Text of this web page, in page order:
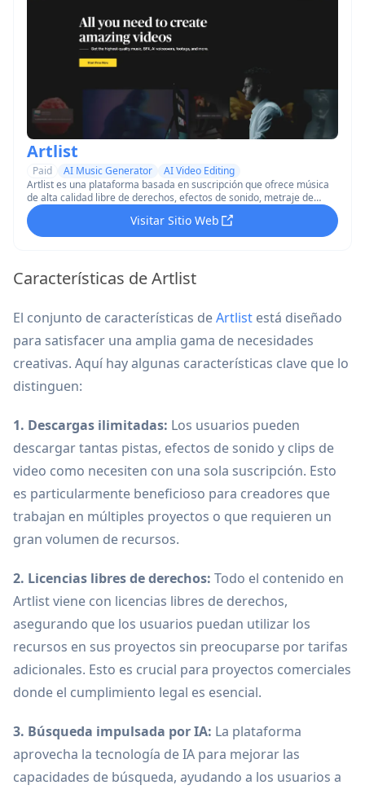
Artlist
Paid AI Music Generator
AI Video Editing
Artlist es una plataforma basada en suscripción que ofrece música
de alta calidad libre de derechos, efectos de sonido, metraje de
archivo y otros activos digitales para creadores de contenido.
Visitar Sitio Web
Características de Artlist
El conjunto de características deArtlist está diseñado
para satisfacer una amplia gama de necesidades
creativas. Aquí hay algunas características clave que lo
distinguen:
1. Descargas ilimitadas: Los usuarios pueden
descargar tantas pistas, efectos de sonido y clips de
video como necesiten con una sola suscripción. Esto
es particularmente beneficioso para creadores que
trabajan en múltiples proyectos o que requieren un
gran volumen de recursos.
2. Licencias libres de derechos: Todo el contenido en
Artlist viene con licencias libres de derechos,
asegurando que los usuarios puedan utilizar los
recursos en sus proyectos sin preocuparse por tarifas
adicionales. Esto es crucial para proyectos comerciales
donde el cumplimiento legal es esencial.
3. Búsqueda impulsada por IA: La plataforma
aprovecha la tecnología de IA para mejorar las
capacidades de búsqueda, ayudando a los usuarios a